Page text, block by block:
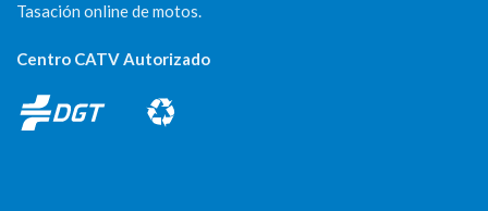
Tasación online de motos.
Centro CATV Autorizado